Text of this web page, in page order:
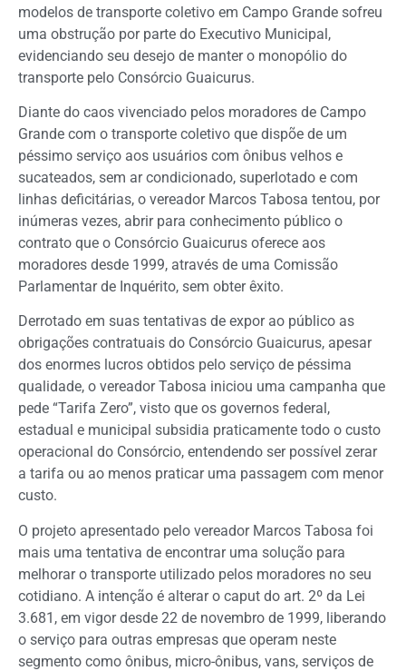
modelos de transporte coletivo em Campo Grande sofreu
uma obstrução por parte do Executivo Municipal,
evidenciando seu desejo de manter o monopólio do
transporte pelo Consórcio Guaicurus.
Diante do caos vivenciado pelos moradores de Campo
Grande com o transporte coletivo que dispõe de um
péssimo serviço aos usuários com ônibus velhos e
sucateados, sem ar condicionado, superlotado e com
linhas deficitárias, o vereador Marcos Tabosa tentou, por
inúmeras vezes, abrir para conhecimento público o
contrato que o Consórcio Guaicurus oferece aos
moradores desde 1999, através de uma Comissão
Parlamentar de Inquérito, sem obter êxito.
Derrotado em suas tentativas de expor ao público as
obrigações contratuais do Consórcio Guaicurus, apesar
dos enormes lucros obtidos pelo serviço de péssima
qualidade, o vereador Tabosa iniciou uma campanha que
pede “Tarifa Zero”, visto que os governos federal,
estadual e municipal subsidia praticamente todo o custo
operacional do Consórcio, entendendo ser possível zerar
a tarifa ou ao menos praticar uma passagem com menor
custo.
O projeto apresentado pelo vereador Marcos Tabosa foi
mais uma tentativa de encontrar uma solução para
melhorar o transporte utilizado pelos moradores no seu
cotidiano. A intenção é alterar o caput do art. 2º da Lei
3.681, em vigor desde 22 de novembro de 1999, liberando
o serviço para outras empresas que operam neste
segmento como ônibus, micro-ônibus, vans, serviços de